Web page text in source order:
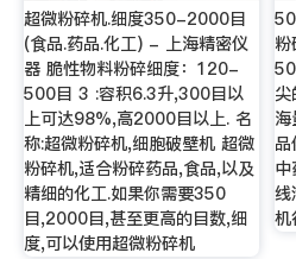
超微粉碎机.细度350-2000目
(食品.药品.化工) - 上海精密仪
器 脆性物料粉碎细度：120-
500目 3 :容积6.3升,300目以
上可达98%,高2000目以上. 名
称:超微粉碎机,细胞破壁机 超微
粉碎机,适合粉碎药品,食品,以及
精细的化工.如果你需要350
目,2000目,甚至更高的目数,细
度,可以使用超微粉碎机
线
机